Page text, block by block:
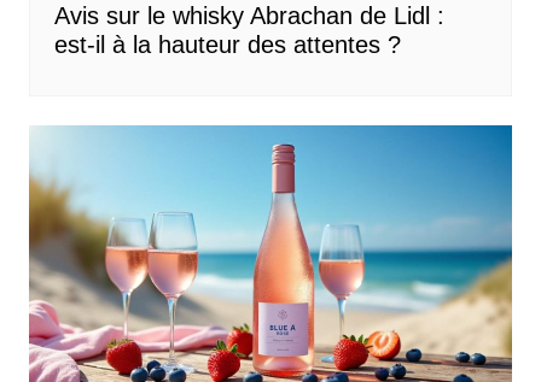
Avis sur le whisky Abrachan de Lidl :
est-il à la hauteur des attentes ?